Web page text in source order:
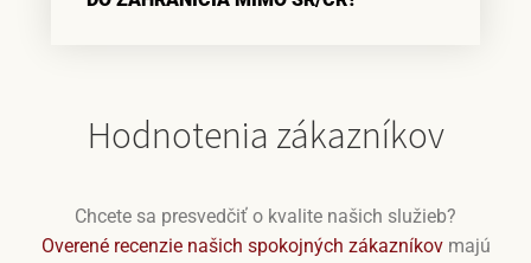
Hodnotenia zákazníkov
Chcete sa presvedčiť o kvalite našich služieb?
Overené recenzie našich spokojných zákazníkovmajú